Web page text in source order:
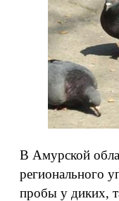
В Амурской
регионального
пробы у диких,